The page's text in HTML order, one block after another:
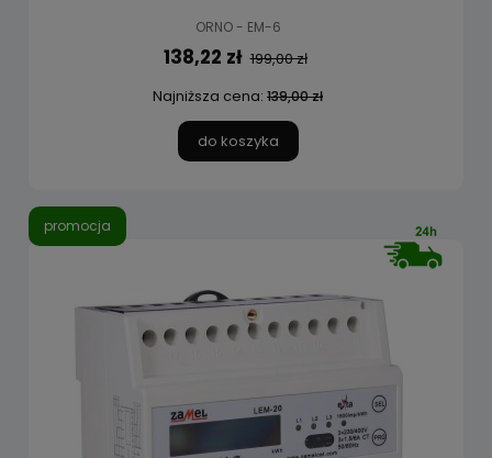
ORNO - EM-6
138,22 zł 199,00 zł
Najniższa cena: 139,00 zł
do koszyka
promocja